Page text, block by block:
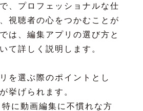
、プロフェッショナルな仕
視聴者の心をつかむことが
は、編集アプリの選び方と
て詳しく説明します。
を選ぶ際のポイントとし
挙げられます。
特に動画編集に不慣れな方